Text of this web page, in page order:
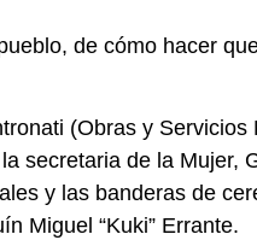
de cómo hacer
(Obras y
secretaria de la Mujer,
y las banderas de
Miguel “Kuki” Errante.